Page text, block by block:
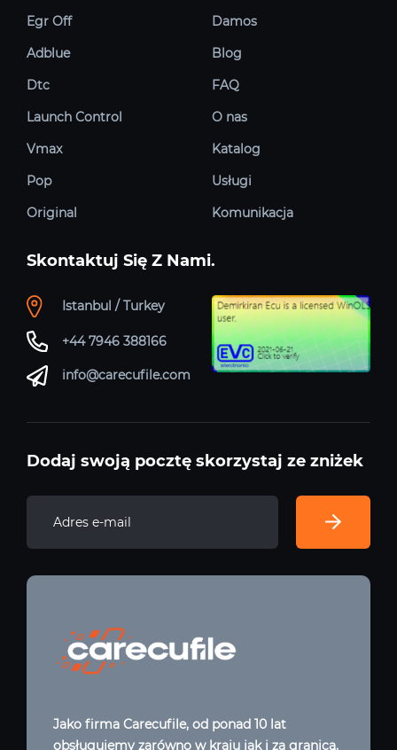
Egr Off
Adblue
Dtc
Launch Control
Vmax
Pop
Original
Damos
Blog
FAQ
O nas
Katalog
Usługi
Komunikacja
Skontaktuj Się Z Nami.
Istanbul / Turkey
+44 7946 388166
info@carecufile.com
Dodaj swoją pocztę skorzystaj ze zniżek
Jako firma Carecufile, od ponad 10 lat
obsługujemy zarówno w kraju jak i za granicą.